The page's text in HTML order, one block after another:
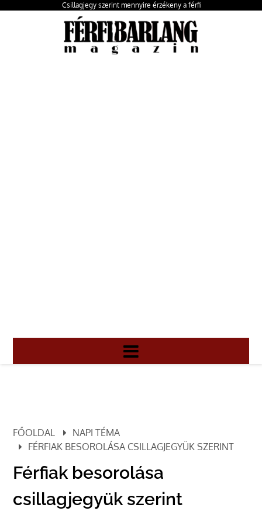
Csillagjegy szerint mennyire érzékeny a férfi
FŐOLDAL
NAPI TÉMA
FÉRFIAK BESOROLÁSA CSILLAGJEGYÜK SZERINT
Férfiak besorolása
csillagjegyük szerint